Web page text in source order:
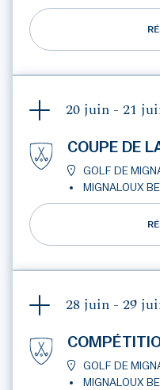
20 juin - 21
COUPE DE
GOLF DE
MIGNALOUX
28 juin - 29
GOLF DE
MIGNALOUX